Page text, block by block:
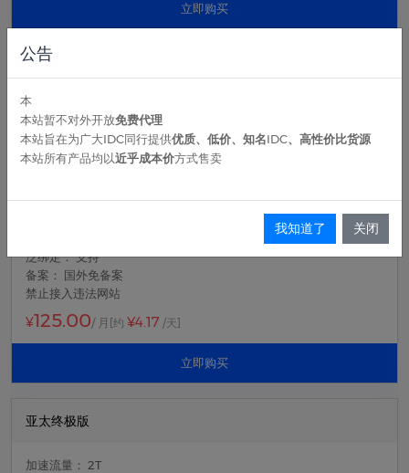
立即购买
亚太高级版
加速流量： 500G
宕机： 自动切换
防CC策略： 自定义
CC防御： 20000/QPS
带宽： 30Mbps
泛绑定： 支持
备案： 国外免备案
禁止接入违法网站
¥125.00/ 月 [约 ¥4.17 /天]
立即购买
亚太终极版
加速流量： 2T
公告
本
本站暂不对外开放免费代理
本站旨在为广大IDC同行提供优质、低价、知名IDC、高性价比货源
本站所有产品均以近乎成本价方式售卖
我知道了 关闭